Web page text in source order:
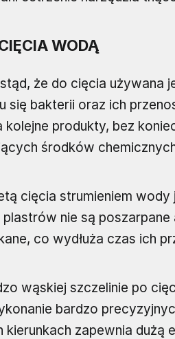
WODĄ
że do cięcia używana
się bakterii oraz ich
kolejne produkty, bez
środków
cięcia strumieniem
nie są
co wydłuża czas ich
wąskiej szczelinie po
bardzo
kierunkach zapewnia dużą